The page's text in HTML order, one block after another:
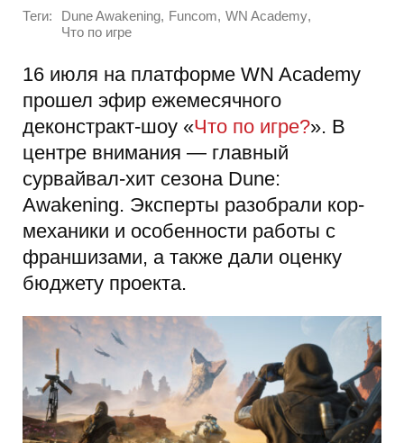
Теги: Dune Awakening, Funcom, WN Academy,
Что по игре
16 июля на платформе WN Academy
прошел эфир ежемесячного
деконстракт-шоу «Что по игре?». В
центре внимания — главный
сурвайвал-хит сезона Dune:
Awakening. Эксперты разобрали кор-
механики и особенности работы с
франшизами, а также дали оценку
бюджету проекта.